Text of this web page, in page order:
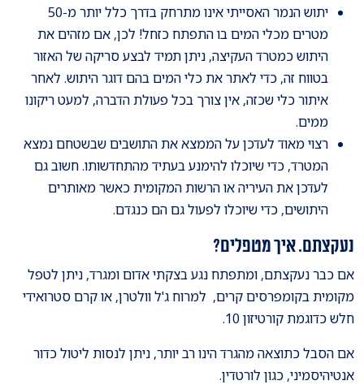
יתוש הנמר האסייתי אינו מתרחק בדרך כלל יותר מ-50
מטרים מכלי המים בו התפתח כזחל! לכן, אם מזהים את
היתוש כמטרד העקיצה, ניתן תמיד לבצע סריקה של האזור
בטווח זה, כדי לאתר את כלי המים בהם דוגר היתוש. לאחר
איתור כלי שכזה, אין צורך בכל פעולת הדברה, למעט ריקונו
ממים.
רצוי מאוד לעדכן על הממצא את התושבים שבשטחם נמצא
המטרד, כדי שיוכלו להימנע בעתיד מהתחדשותו. חשוב גם
לעדכן את העיריה או הרשות המקומית כאשר מאותרים
היתושים, כדי שיוכלו לפעול גם הם כנגדם.
נעקצתם. איך מטפלים?
אם כבר נעקצתם, ומתפתח נגע בצקתי אדום ומגרד, ניתן לטפל
מקומית בקומפרסים קרים, למרוח ג'ל וולטרן, או קרם סטרואידי
חלש כדוגמת קורטיזון 10.
אם הסבל כתוצאה מהגרד הינו רב יותר, ניתן לנסות ליטול כדור
אנטיהיסמיני, כגון לורטדין.